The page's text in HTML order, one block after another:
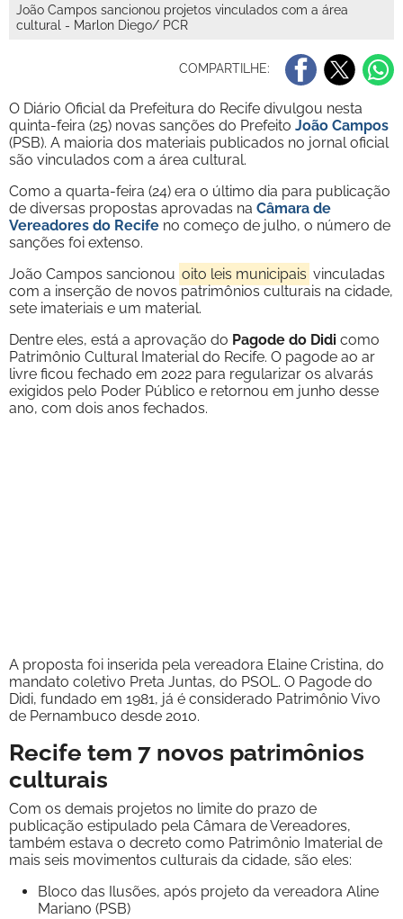
João Campos sancionou projetos vinculados com a área
cultural - Marlon Diego/ PCR
COMPARTILHE:
O Diário Oficial da Prefeitura do Recife divulgou nesta
quinta-feira (25) novas sanções do Prefeito João Campos
(PSB). A maioria dos materiais publicados no jornal oficial
são vinculados com a área cultural.
Como a quarta-feira (24) era o último dia para publicação
de diversas propostas aprovadas na Câmara de
Vereadores do Recife no começo de julho, o número de
sanções foi extenso.
João Campos sancionou oito leis municipais vinculadas
com a inserção de novos patrimônios culturais na cidade,
sete imateriais e um material.
Dentre eles, está a aprovação do Pagode do Didi como
Patrimônio Cultural Imaterial do Recife. O pagode ao ar
livre ficou fechado em 2022 para regularizar os alvarás
exigidos pelo Poder Público e retornou em junho desse
ano, com dois anos fechados.
A proposta foi inserida pela vereadora Elaine Cristina, do
mandato coletivo Preta Juntas, do PSOL. O Pagode do
Didi, fundado em 1981, já é considerado Patrimônio Vivo
de Pernambuco desde 2010.
Recife tem 7 novos patrimônios
culturais
Com os demais projetos no limite do prazo de
publicação estipulado pela Câmara de Vereadores,
também estava o decreto como Patrimônio Imaterial de
mais seis movimentos culturais da cidade, são eles:
Bloco das Ilusões, após projeto da vereadora Aline
Mariano (PSB)